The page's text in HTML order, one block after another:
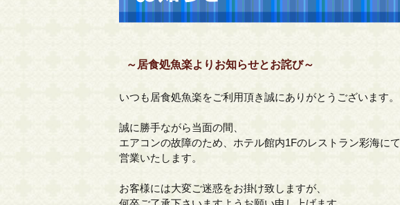
～居食処魚楽よりお知らせとお詫び～
いつも居食処魚楽をご利用頂き誠にありがとうございます。
誠に勝手ながら当面の間、
エアコンの故障のため、ホテル館内1Fのレストラン彩海にて
営業いたします。
お客様には大変ご迷惑をお掛け致しますが、